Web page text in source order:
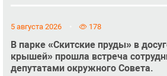
5 августа 2026 178
В парке «Скитские пруды» в
крышей» прошла встреча
депутатами окружного Совета.